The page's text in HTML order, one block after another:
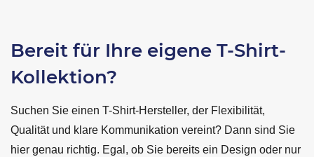
Bereit für Ihre eigene T-Shirt-
Kollektion?
Suchen Sie einen T-Shirt-Hersteller, der Flexibilität,
Qualität und klare Kommunikation vereint? Dann sind Sie
hier genau richtig. Egal, ob Sie bereits ein Design oder nur